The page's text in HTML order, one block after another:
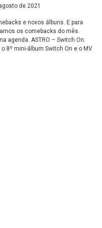
de 2021
e novos álbuns. E para
os comebacks do mês.
agenda. ASTRO – Switch On
8º mini-álbum Switch On e o MV